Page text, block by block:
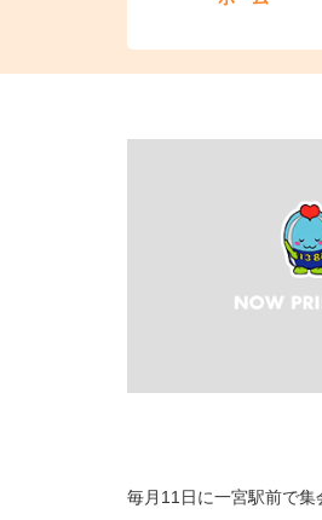
毎月11日に一宮駅前で